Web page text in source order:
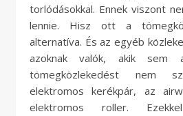
torlódásokkal. Ennek viszont
lennie. Hisz ott a
alternatíva. És az egyéb
azoknak valók, akik
tömegközlekedést nem
elektromos kerékpár, az
elektromos roller.